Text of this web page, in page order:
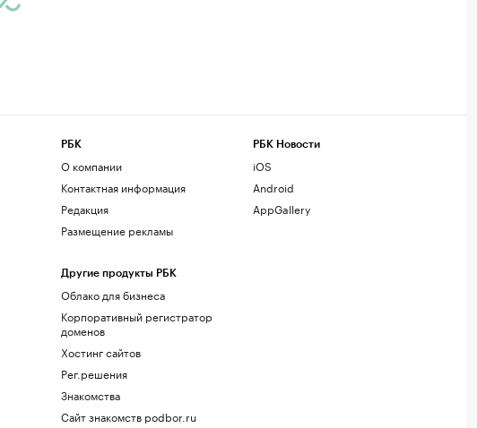
РБК
О компании
Контактная информация
Редакция
Размещение рекламы
Другие продукты РБК
Облако для бизнеса
Корпоративный регистратор
доменов
Хостинг сайтов
Рег.решения
Знакомства
Сайт знакомств podbor.ru
РБК Новости
iOS
Android
AppGallery